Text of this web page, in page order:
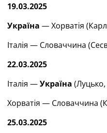
19.03.2025
Україна — Хорватія
Італія — Словаччина
22.03.2025
Італія —Україна (Луцько,
Хорватія — Словаччина
25.03.2025